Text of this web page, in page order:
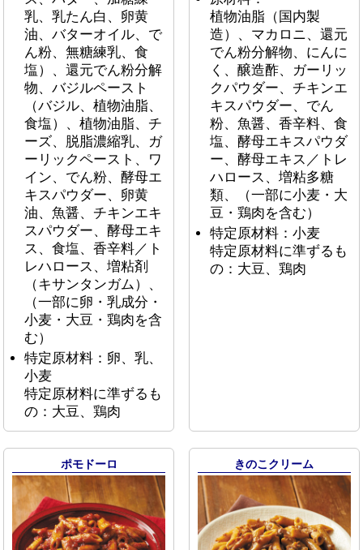
乳、乳たん白、卵黄
油、バターオイル、で
ん粉、無糖練乳、食
塩）、還元でん粉分解
物、バジルペースト
（バジル、植物油脂、
食塩）、植物油脂、チ
ーズ、脱脂濃縮乳、ガ
ーリックペースト、ワ
イン、でん粉、酵母エ
キスパウダー、卵黄
油、魚醤、チキンエキ
スパウダー、酵母エキ
ス、食塩、香辛料／ト
レハロース、増粘剤
（キサンタンガム）、
（一部に卵・乳成分・
小麦・大豆・鶏肉を含
む）
特定原材料：卵、乳、
小麦
特定原材料に準ずるも
の：大豆、鶏肉
植物油脂（国内製
造）、マカロニ、還元
でん粉分解物、にんに
く、醸造酢、ガーリッ
クパウダー、チキンエ
キスパウダー、でん
粉、魚醤、香辛料、食
塩、酵母エキスパウダ
ー、酵母エキス／トレ
ハロース、増粘多糖
類、（一部に小麦・大
豆・鶏肉を含む）
特定原材料：小麦
特定原材料に準ずるも
の：大豆、鶏肉
ポモドーロ きのこクリーム